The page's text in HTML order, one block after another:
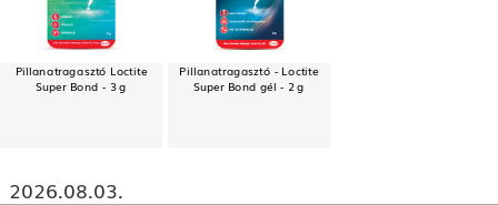
Pillanatragasztó Loctite
Super Bond - 3 g
Pillanatragasztó - Loctite
Super Bond gél - 2 g
2026.08.03.